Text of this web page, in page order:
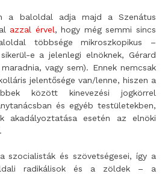
a baloldal adja majd a Szenátus
azzal érvel, hogy még semmi sincs
többsége mikroszkopikus –
e a jelenlegi elnöknek, Gérard
vagy sem). Ennek nemcsak
jelentősége van/lenne, hiszen a
között kinevezési jogkörrel
és egyéb testületekben,
akadályoztatása esetén az elnöki
szocialisták és szövetségesei, így a
radikálisok és a zöldek – a